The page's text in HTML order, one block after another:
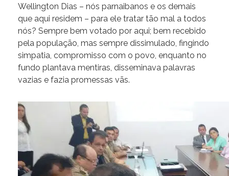
Wellington Dias – nós parnaibanos e os demais
que aqui residem – para ele tratar tão mal a todos
nós? Sempre bem votado por aqui; bem recebido
pela população, mas sempre dissimulado, fingindo
simpatia, compromisso com o povo, enquanto no
fundo plantava mentiras, disseminava palavras
vazias e fazia promessas vãs.